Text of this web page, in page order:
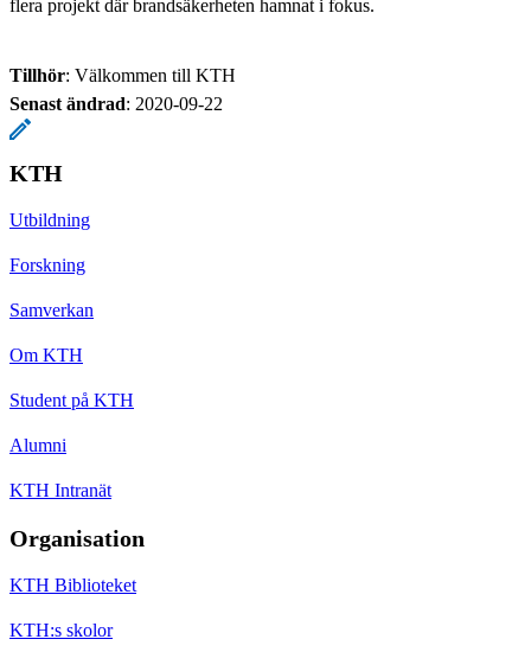
flera projekt där brandsäkerheten hamnat i fokus.
Tillhör: Välkommen till KTH
Senast ändrad: 2020-09-22
KTH
Utbildning
Forskning
Samverkan
Om KTH
Student på KTH
Alumni
KTH Intranät
Organisation
KTH Biblioteket
KTH:s skolor